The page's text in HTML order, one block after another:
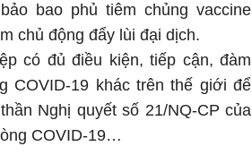
bao phủ tiêm chủng vaccine
chủ động đẩy lùi đại dịch.
có đủ điều kiện, tiếp cận, đàm
COVID-19 khác trên thế giới để
Nghị quyết số 21/NQ-CP của
COVID-19…